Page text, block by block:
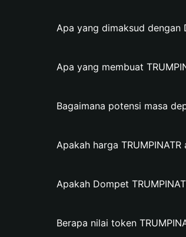
Apa yang dimaksud dengan
Apa yang membuat
Bagaimana potensi masa
Apakah harga TRUMPINATR
Apakah Dompet
Berapa nilai token